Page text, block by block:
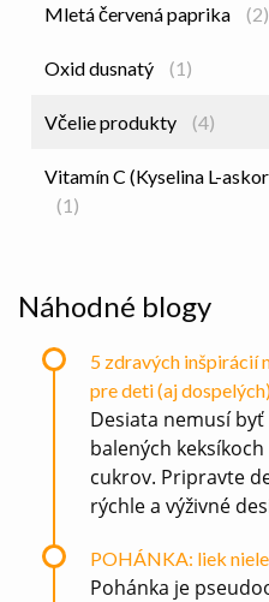
Mletá červená paprika (2)
Oxid dusnatý (1)
Včelie produkty (4)
Vitamín C (Kyselina L-
(1)
Náhodné blogy
5 zdravých inšpirácií
pre deti (aj
Desiata nemusí byť
balených
cukrov. Pripravte
rýchle a výživné
POHÁNKA: liek
Pohánka je